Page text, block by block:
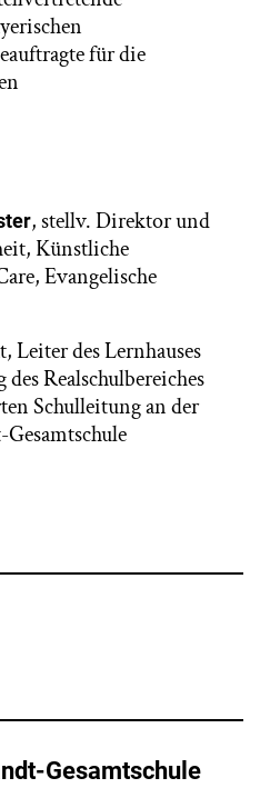
für die
, stellv. Direktor und
Künstliche
Evangelische
Leiter des Lernhauses
Realschulbereiches
Schulleitung an der
Gesamtschule